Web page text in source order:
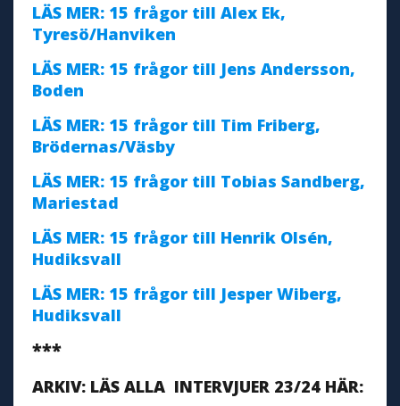
LÄS MER: 15 frågor till Alex Ek,
Tyresö/Hanviken
LÄS MER: 15 frågor till Jens Andersson,
Boden
LÄS MER: 15 frågor till Tim Friberg,
Brödernas/Väsby
LÄS MER: 15 frågor till Tobias Sandberg,
Mariestad
LÄS MER: 15 frågor till Henrik Olsén,
Hudiksvall
LÄS MER: 15 frågor till Jesper Wiberg,
Hudiksvall
***
ARKIV: LÄS ALLA INTERVJUER 23/24 HÄR: